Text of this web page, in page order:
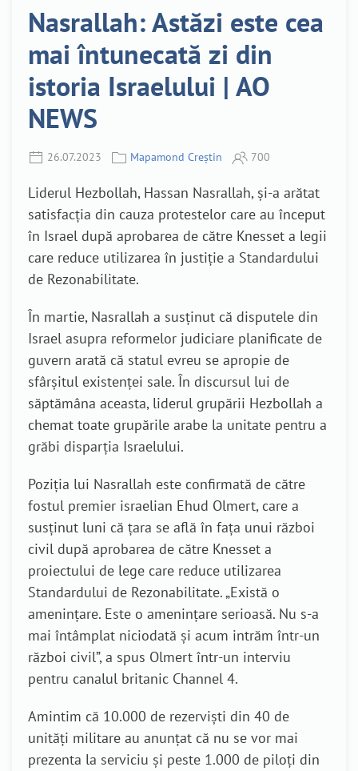
Nasrallah: Astăzi este cea
mai întunecată zi din
istoria Israelului | AO
NEWS
26.07.2023 Mapamond Creștin 700
Liderul Hezbollah, Hassan Nasrallah, și-a arătat
satisfacția din cauza protestelor care au început
în Israel după aprobarea de către Knesset a legii
care reduce utilizarea în justiție a Standardului
de Rezonabilitate.
În martie, Nasrallah a susținut că disputele din
Israel asupra reformelor judiciare planificate de
guvern arată că statul evreu se apropie de
sfârșitul existenței sale. În discursul lui de
săptămâna aceasta, liderul grupării Hezbollah a
chemat toate grupările arabe la unitate pentru a
grăbi disparția Israelului.
Poziția lui Nasrallah este confirmată de către
fostul premier israelian Ehud Olmert, care a
susținut luni că țara se află în fața unui război
civil după aprobarea de către Knesset a
proiectului de lege care reduce utilizarea
Standardului de Rezonabilitate. „Există o
amenințare. Este o amenințare serioasă. Nu s-a
mai întâmplat niciodată și acum intrăm într-un
război civil”, a spus Olmert într-un interviu
pentru canalul britanic Channel 4.
Amintim că 10.000 de rezerviști din 40 de
unități militare au anunțat că nu se vor mai
prezenta la serviciu și peste 1.000 de piloți din